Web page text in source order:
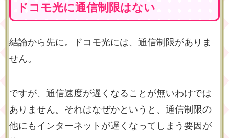
ドコモ光に通信制限はない
結論から先に。ドコモ光には、通信制限がありま
せん。
ですが、通信速度が遅くなることが無いわけでは
ありません。それはなぜかというと、通信制限の
他にもインターネットが遅くなってしまう要因が